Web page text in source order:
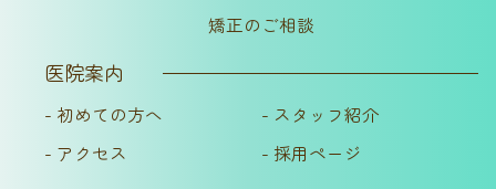
矯正のご相談
医院案内
- 初めての方へ
- スタッフ紹介
- アクセス
- 採用ページ